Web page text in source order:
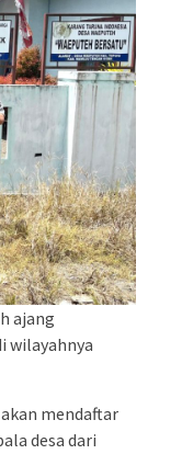
ajang
wilayahnya
mendaftar
desa dari